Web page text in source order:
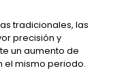
tradicionales, las
precisión y
un aumento de
el mismo periodo.